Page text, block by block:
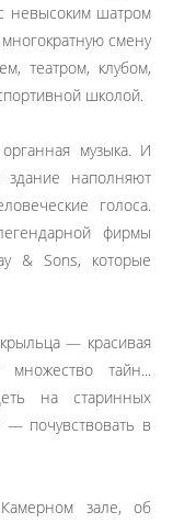
невысоким шатром
смену
театром, клубом,
школой.
музыка. И
здание наполняют
голоса.
фирмы
& Sons, которые
— красивая
множество тайн...
на старинных
— почувствовать в
зале, об